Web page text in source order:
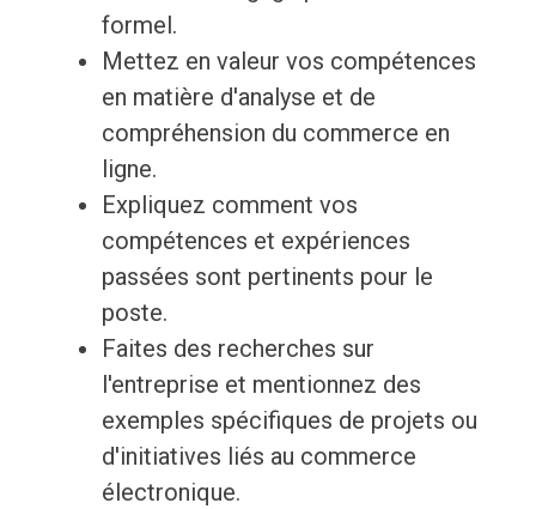
formel.
Mettez en valeur vos compétences
en matière d'analyse et de
compréhension du commerce en
ligne.
Expliquez comment vos
compétences et expériences
passées sont pertinents pour le
poste.
Faites des recherches sur
l'entreprise et mentionnez des
exemples spécifiques de projets ou
d'initiatives liés au commerce
électronique.